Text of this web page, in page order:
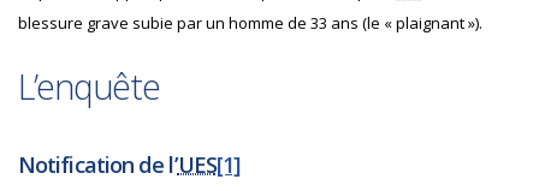
blessure grave subie par un homme de 33 ans (le « plaignant »).
L’enquête
Notification de l’UES[1]